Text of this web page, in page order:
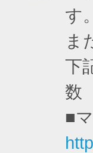
す。
ま
下
数
■